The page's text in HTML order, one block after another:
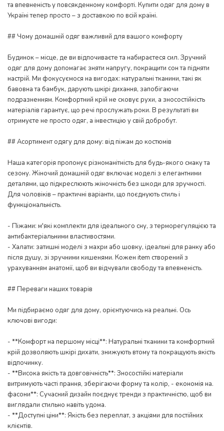
та впевненість у повсякденному комфорті. Купити одяг для дому в
Україні тепер просто – з доставкою по всій країні.
## Чому домашній одяг важливий для вашого комфорту
Будинок – місце, де ви відпочиваєте та набираєтеся сил. Зручний
одяг для дому допомагає зняти напругу, покращити сон та підняти
настрій. Ми фокусуємося на вигодах: натуральні тканини, такі як
бавовна та бамбук, дарують шкірі дихання, запобігаючи
подразненням. Комфортний крій не сковує рухи, а зносостійкість
матеріалів гарантує, що речі прослужать роки. В результаті ви
отримуєте не просто одяг, а інвестицію у свій добробут.
## Асортимент одягу для дому: від піжам до костюмів
Наша категорія пропонує різноманітність для будь-якого смаку та
сезону. Жіночий домашній одяг включає моделі з елегантними
деталями, що підкреслюють жіночність без шкоди для зручності.
Для чоловіків – практичні варіанти, що поєднують стиль і
функціональність.
- Піжами: м'які комплекти для ідеального сну, з терморегуляцією та
антибактеріальними властивостями.
- Халати: затишні моделі з махри або шовку, ідеальні для ранку або
після душу, зі зручними кишенями. Кожен item створений з
урахуванням анатомії, щоб ви відчували свободу та впевненість.
## Переваги наших товарів
Ми підбираємо одяг для дому, орієнтуючись на реальні. Ось
ключові вигоди:
- **Комфорт на першому місці**: Натуральні тканини та комфортний
крій дозволяють шкірі дихати, знижують втому та покращують якість
відпочинку.
- **Висока якість та довговічність**: Зносостійкі матеріали
витримують часті прання, зберігаючи форму та колір, - економія на.
фасони**: Сучасний дизайн поєднує тренди з практичністю, щоб ви
виглядали стильно навіть удома.
- **Доступні ціни**: Якість без переплат, з акціями для постійних
клієнтів.